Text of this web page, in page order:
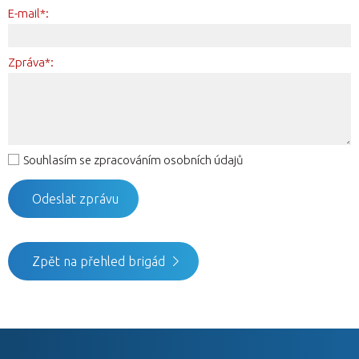
E-mail*:
Zpráva*:
Souhlasím se zpracováním osobních údajů
Zpět na přehled brigád